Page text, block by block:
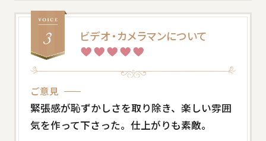
ビデオ・カメラマンについて
ご意見
緊張感が恥ずかしさを取り除き、楽しい雰囲
気を作って下さった。仕上がりも素敵。